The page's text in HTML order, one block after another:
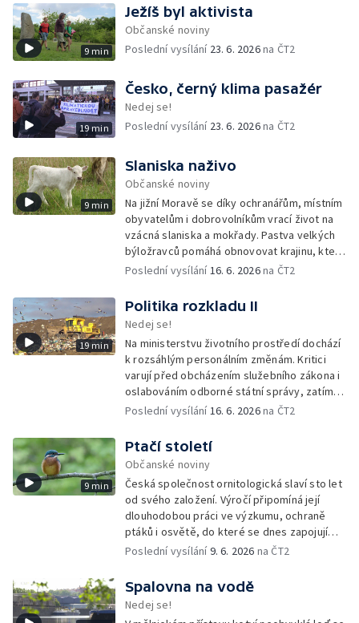
9 min
Ježíš byl aktivista
Občanské noviny
Poslední vysílání 23. 6. 2026na ČT2
19 min
Česko, černý klima pasažér
Nedej se!
Poslední vysílání 23. 6. 2026na ČT2
9 min
Slaniska naživo
Občanské noviny
Na jižní Moravě se díky ochranářům, místním
obyvatelům i dobrovolníkům vrací život na
vzácná slaniska a mokřady. Pastva velkých
býložravců pomáhá obnovovat krajinu, která
po desetiletí zarůstala, a zároveň znovu
Poslední vysílání16. 6. 2026na ČT2
19 min
Politika rozkladu II
Nedej se!
Na ministerstvu životního prostředí dochází
k rozsáhlým personálním změnám. Kritici
varují před obcházením služebního zákona i
oslabováním odborné státní správy, zatímco
úředníkům přibývá práce na projektech,
ochranou přírody.
Poslední vysílání16. 6. 2026na ČT2
9 min
Ptačí století
Občanské noviny
Česká společnost ornitologická slaví sto let
od svého založení. Výročí připomíná její
dlouhodobou práci ve výzkumu, ochraně
ptáků i osvětě, do které se dnes zapojují
tisíce členů a dobrovolníků po celé
Poslední vysílání9. 6. 2026 na ČT2
Spalovna na vodě
Nedej se!